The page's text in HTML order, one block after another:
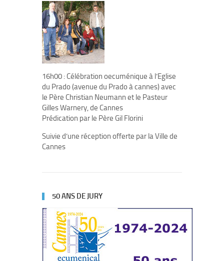
16h00 : Célébration oecuménique à l’Eglise
du Prado (avenue du Prado à cannes) avec
le Père Christian Neumann et le Pasteur
Gilles Warnery, de Cannes
Prédication par le Père Gil Florini
Suivie d’une réception offerte par la Ville de
Cannes
50 ANS DE JURY